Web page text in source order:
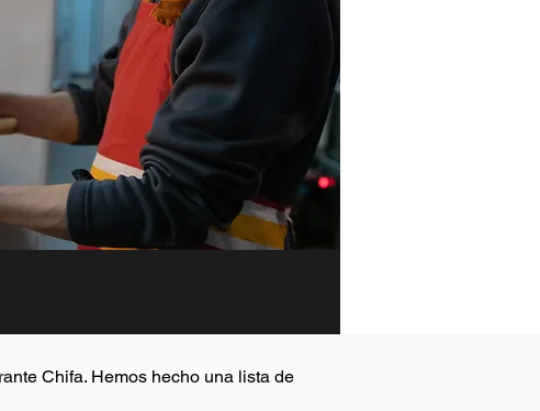
Chifa. Hemos hecho una lista de